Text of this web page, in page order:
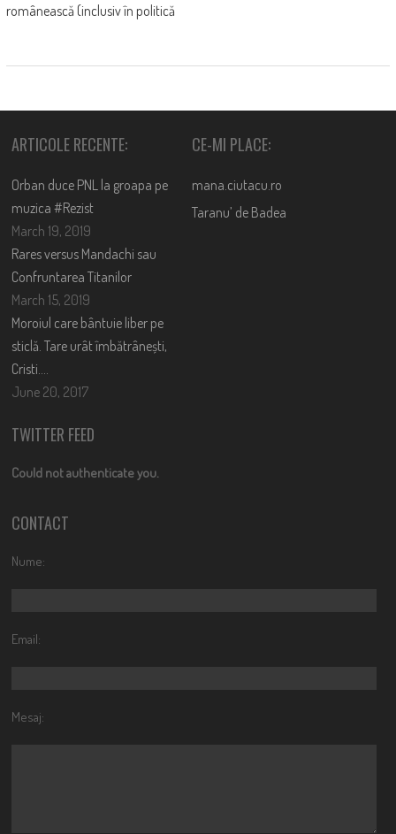
românească (inclusiv în politică
ARTICOLE RECENTE:
Orban duce PNL la groapa pe
muzica #Rezist
March 19, 2019
Rares versus Mandachi sau
Confruntarea Titanilor
March 15, 2019
Moroiul care bântuie liber pe
sticlă. Tare urât îmbătrânești,
Cristi….
June 20, 2017
CE-MI PLACE:
mana.ciutacu.ro
Taranu’ de Badea
TWITTER FEED
Could not authenticate you.
CONTACT
Nume:
Email:
Mesaj: